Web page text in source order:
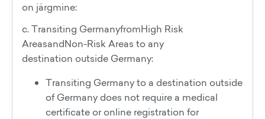
on järgmine:
c. Transiting GermanyfromHigh Risk
AreasandNon-Risk Areas to any
destination outside Germany:
Transiting Germany to a destination outside
of Germany does not require a medical
certificate or online registration for